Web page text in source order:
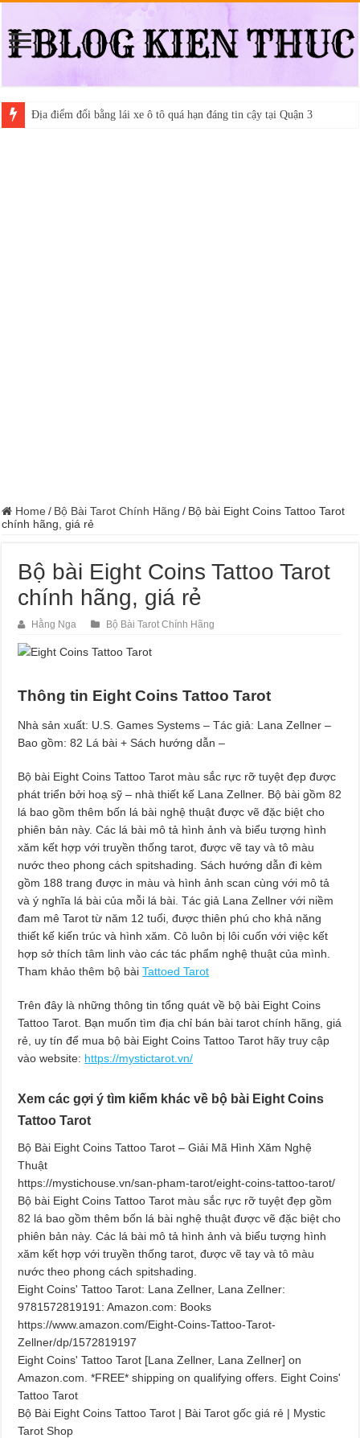
Địa điểm đổi bằng lái xe ô tô quá hạn đáng tin cậy tại Quận 3
Home / Bộ Bài Tarot Chính Hãng / Bộ bài Eight Coins Tattoo Tarot
chính hãng, giá rẻ
Bộ bài Eight Coins Tattoo Tarot
chính hãng, giá rẻ
Hằng Nga Bộ Bài Tarot Chính Hãng
Thông tin Eight Coins Tattoo Tarot
Nhà sản xuất: U.S. Games Systems – Tác giả: Lana Zellner –
Bao gồm: 82 Lá bài + Sách hướng dẫn –
Bộ bài Eight Coins Tattoo Tarot màu sắc rực rỡ tuyệt đẹp được
phát triển bởi hoạ sỹ – nhà thiết kế Lana Zellner. Bộ bài gồm 82
lá bao gồm thêm bốn lá bài nghệ thuật được vẽ đặc biệt cho
phiên bản này. Các lá bài mô tả hình ảnh và biểu tượng hình
xăm kết hợp với truyền thống tarot, được vẽ tay và tô màu
nước theo phong cách spitshading. Sách hướng dẫn đi kèm
gồm 188 trang được in màu và hình ảnh scan cùng với mô tả
và ý nghĩa lá bài của mỗi lá bài. Tác giả Lana Zellner với niềm
đam mê Tarot từ năm 12 tuổi, được thiên phú cho khả năng
thiết kế kiến trúc và hình xăm. Cô luôn bị lôi cuốn với việc kết
hợp sở thích tâm linh vào các tác phẩm nghệ thuật của mình.
Tham khảo thêm bộ bàiTattoed Tarot
Trên đây là những thông tin tổng quát về bộ bài Eight Coins
Tattoo Tarot. Bạn muốn tìm địa chỉ bán bài tarot chính hãng, giá
rẻ, uy tín để mua bộ bài Eight Coins Tattoo Tarot hãy truy cập
vào website: https://mystictarot.vn/
Xem các gợi ý tìm kiếm khác về bộ bài Eight Coins
Tattoo Tarot
Bộ Bài Eight Coins Tattoo Tarot – Giải Mã Hình Xăm Nghệ
Thuật
https://mystichouse.vn/san-pham-tarot/eight-coins-tattoo-tarot/
Bộ bài Eight Coins Tattoo Tarot màu sắc rực rỡ tuyệt đẹp gồm
82 lá bao gồm thêm bốn lá bài nghệ thuật được vẽ đặc biệt cho
phiên bản này. Các lá bài mô tả hình ảnh và biểu tượng hình
xăm kết hợp với truyền thống tarot, được vẽ tay và tô màu
nước theo phong cách spitshading.
Eight Coins' Tattoo Tarot: Lana Zellner, Lana Zellner:
9781572819191: Amazon.com: Books
https://www.amazon.com/Eight-Coins-Tattoo-Tarot-
Zellner/dp/1572819197
Eight Coins' Tattoo Tarot [Lana Zellner, Lana Zellner] on
Amazon.com. *FREE* shipping on qualifying offers. Eight Coins'
Tattoo Tarot
Bộ Bài Eight Coins Tattoo Tarot | Bài Tarot gốc giá rẻ | Mystic
Tarot Shop